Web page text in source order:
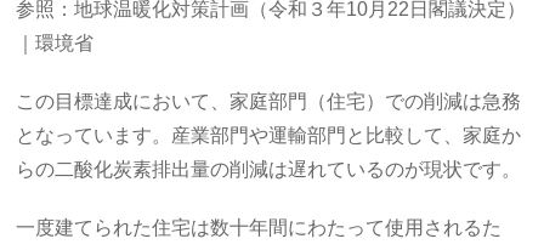
参照：地球温暖化対策計画（令和３年10月22日閣議決定）
｜環境省
この目標達成において、家庭部門（住宅）での削減は急務
となっています。産業部門や運輸部門と比較して、家庭か
らの二酸化炭素排出量の削減は遅れているのが現状です。
一度建てられた住宅は数十年間にわたって使用されるた